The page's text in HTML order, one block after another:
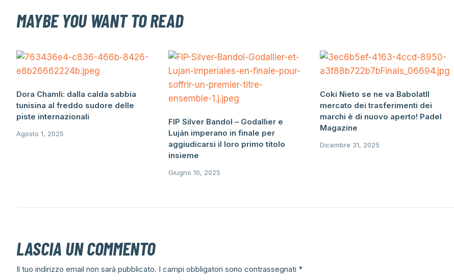
MAYBE YOU WANT TO READ
Dora Chamli: dalla calda sabbia
tunisina al freddo sudore delle
piste internazionali
Agosto 1, 2025
FIP Silver Bandol – Godallier e
Luján imperano in finale per
aggiudicarsi il loro primo titolo
insieme
Giugno 10, 2025
Coki Nieto se ne va BabolatIl
mercato dei trasferimenti dei
marchi è di nuovo aperto! Padel
Magazine
Dicembre 31, 2025
LASCIA UN COMMENTO
Il tuo indirizzo email non sarà pubblicato. I campi obbligatori sono contrassegnati *